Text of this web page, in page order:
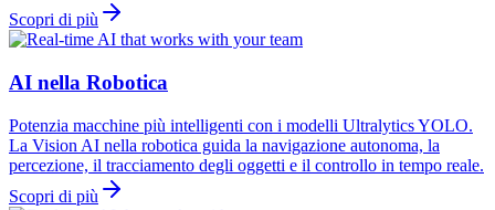
Scopri di più
AI nella Robotica
Potenzia macchine più intelligenti con i modelli Ultralytics YOLO.
La Vision AI nella robotica guida la navigazione autonoma, la
percezione, il tracciamento degli oggetti e il controllo in tempo reale.
Scopri di più